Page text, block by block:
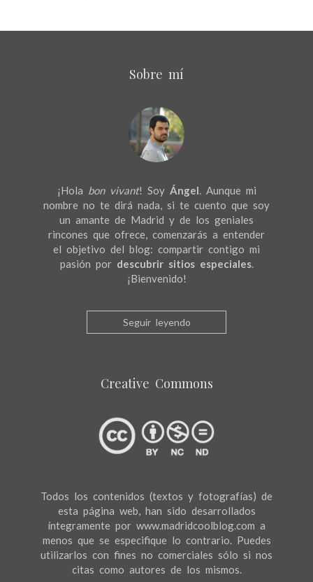
Sobre mí
¡Hola bon vivant! Soy Ángel. Aunque mi
nombre no te dirá nada, si te cuento que soy
un amante de Madrid y de los geniales
rincones que ofrece, comenzarás a entender
el objetivo del blog: compartir contigo mi
pasión por descubrir sitios especiales.
¡Bienvenido!
Seguir leyendo
Creative Commons
Todos los contenidos (textos y fotografías) de
esta página web, han sido desarrollados
íntegramente por www.madridcoolblog.com a
menos que se especifique lo contrario. Puedes
utilizarlos con fines no comerciales sólo si nos
citas como autores de los mismos.